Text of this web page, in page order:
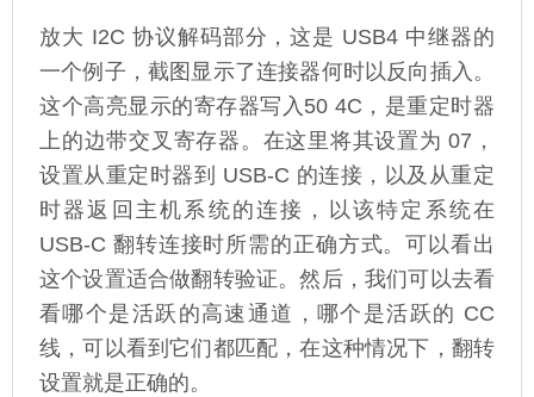
放大 I2C 协议解码部分，这是 USB4 中继器的
一个例子，截图显示了连接器何时以反向插入。
这个高亮显示的寄存器写入50 4C，是重定时器
上的边带交叉寄存器。在这里将其设置为 07，
设置从重定时器到 USB-C 的连接，以及从重定
时器返回主机系统的连接，以该特定系统在
USB-C 翻转连接时所需的正确方式。可以看出
这个设置适合做翻转验证。然后，我们可以去看
看哪个是活跃的高速通道，哪个是活跃的 CC
线，可以看到它们都匹配，在这种情况下，翻转
设置就是正确的。